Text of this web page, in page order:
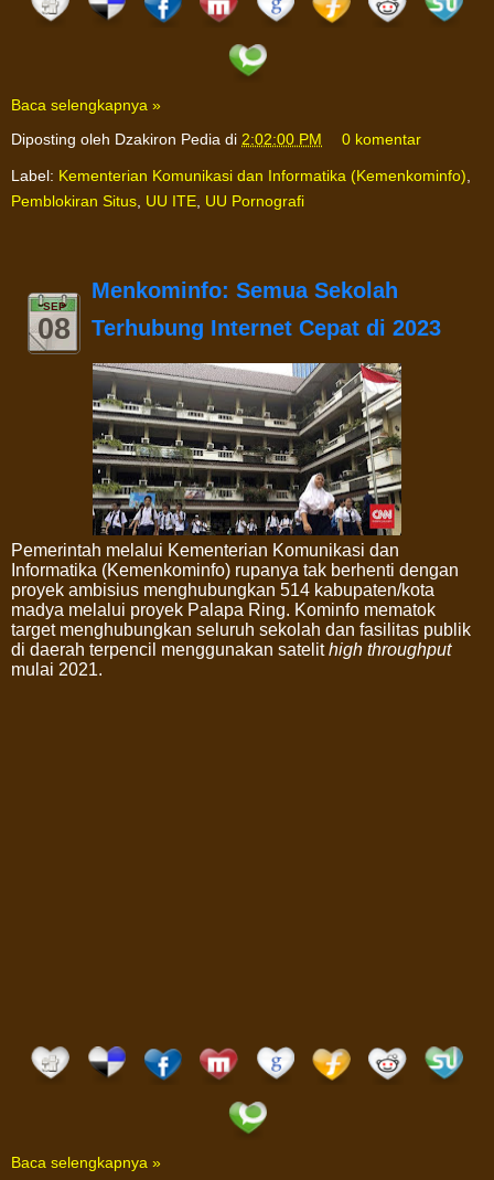
Baca selengkapnya »
Diposting oleh Dzakiron Pedia di 2:02:00 PM 0 komentar
Label: Kementerian Komunikasi dan Informatika (Kemenkominfo),
Pemblokiran Situs, UU ITE, UU Pornografi
SEP
08
Menkominfo: Semua Sekolah
Terhubung Internet Cepat di 2023
Pemerintah melalui Kementerian Komunikasi dan
Informatika (Kemenkominfo) rupanya tak berhenti dengan
proyek ambisius menghubungkan 514 kabupaten/kota
madya melalui proyek Palapa Ring. Kominfo mematok
target menghubungkan seluruh sekolah dan fasilitas publik
di daerah terpencil menggunakan satelithigh throughput
mulai 2021.
Baca selengkapnya »